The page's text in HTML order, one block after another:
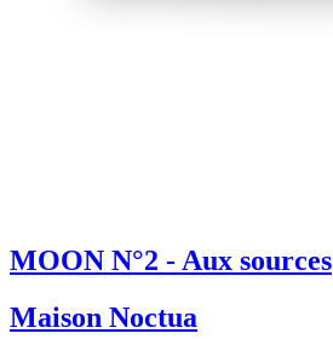
MOON N°2 - Aux sources
Maison Noctua